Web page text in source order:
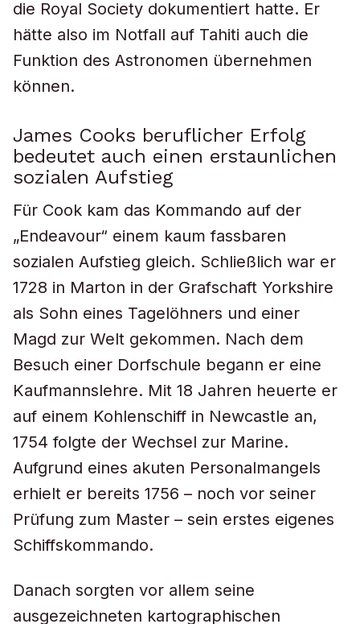
die Royal Society dokumentiert hatte. Er
hätte also im Notfall auf Tahiti auch die
Funktion des Astronomen übernehmen
können.
James Cooks beruflicher Erfolg
bedeutet auch einen erstaunlichen
sozialen Aufstieg
Für Cook kam das Kommando auf der
„Endeavour“ einem kaum fassbaren
sozialen Aufstieg gleich. Schließlich war er
1728 in Marton in der Grafschaft Yorkshire
als Sohn eines Tagelöhners und einer
Magd zur Welt gekommen. Nach dem
Besuch einer Dorfschule begann er eine
Kaufmannslehre. Mit 18 Jahren heuerte er
auf einem Kohlenschiff in Newcastle an,
1754 folgte der Wechsel zur Marine.
Aufgrund eines akuten Personalmangels
erhielt er bereits 1756 – noch vor seiner
Prüfung zum Master – sein erstes eigenes
Schiffskommando.
Danach sorgten vor allem seine
ausgezeichneten kartographischen